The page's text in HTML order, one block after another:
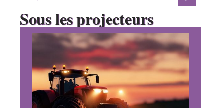
Sous les projecteurs